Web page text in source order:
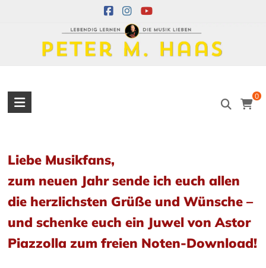
M.
Haas
Musiker
–
Akkordeon,
Bandoneon,
0
Liebe Musikfans,
zum neuen Jahr sende ich euch allen
die herzlichsten Grüße und Wünsche –
und schenke euch ein Juwel von Astor
Piazzolla zum freien Noten-Download!